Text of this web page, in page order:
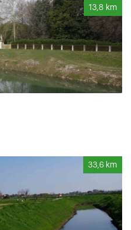
13,8 km
33,6 km